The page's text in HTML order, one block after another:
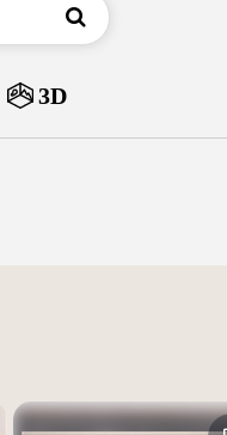
搜尋
3D